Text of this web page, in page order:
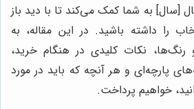
[سال] به شما کمک می‌کند تا با دید باز
را داشته باشید. در این مقاله، به
نکات کلیدی در هنگام خرید،
پارچه‌ای و هر آنچه که باید در مورد
خواهیم پرداخت.